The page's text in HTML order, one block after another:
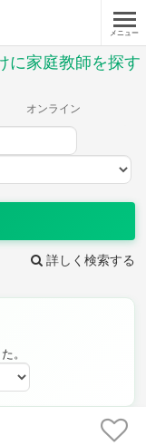
メニュー
に家庭教師を探す
オンライン
詳しく検索する
。
健体育